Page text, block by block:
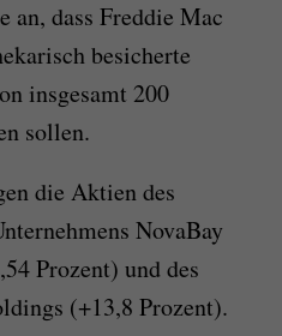
an, dass Freddie Mac
besicherte
insgesamt 200
sollen.
die Aktien des
NovaBay
Prozent) und des
(+13,8 Prozent).